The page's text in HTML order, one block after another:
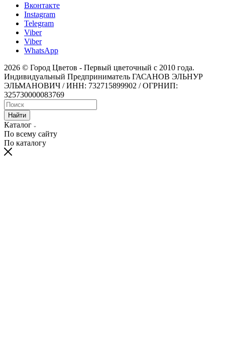
Вконтакте
Instagram
Telegram
Viber
Viber
WhatsApp
2026 © Город Цветов - Первый цветочный с 2010 года.
Индивидуальный Предприниматель ГАСАНОВ ЭЛЬНУР
ЭЛЬМАНОВИЧ / ИНН: 732715899902 / ОГРНИП:
325730000083769
Найти
Каталог
По всему сайту
По каталогу